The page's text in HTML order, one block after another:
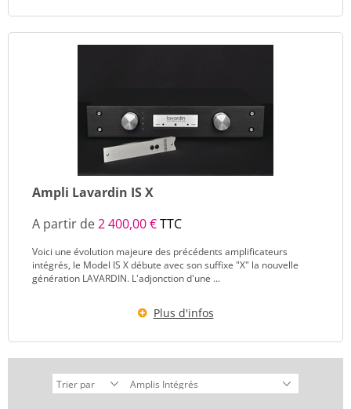
Ampli Lavardin IS X
A partir de2 400,00 €TTC
Voici une évolution majeure des précédents amplificateurs
intégrés, le Model IS X débute avec son suffixe "X" la nouvelle
génération LAVARDIN. L'adjonction d'une ...
Plus d'infos